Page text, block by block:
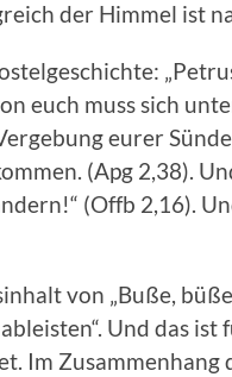
der Himmel ist
euch muss sich
eurer
(Apg 2,38).
(Offb 2,16).
von „Buße,
Und das
Im